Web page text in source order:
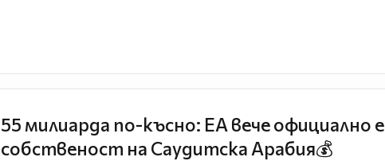
55 милиарда по-късно: EA вече официално е
собственост на Саудитска Арабия💰